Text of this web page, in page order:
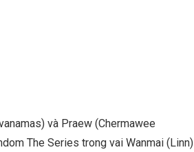
và Praew (Chermawee
The Series trong vai Wanmai (Linn)